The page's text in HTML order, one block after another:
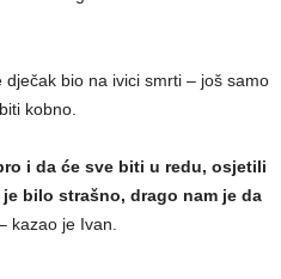
bio na ivici smrti – još samo
kobno.
i da će sve biti u redu, osjetili
bilo strašno, drago nam je da
kazao je Ivan.